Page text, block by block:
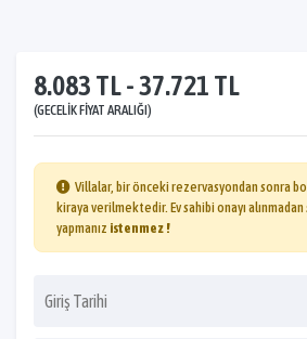
8.083 TL - 37.721 TL
(GECELIK FIYAT ARALIĞI)
Villalar, bir önceki rezervasyondan sonra
kiraya verilmektedir. Ev sahibi onayı
yapmanız istenmez !